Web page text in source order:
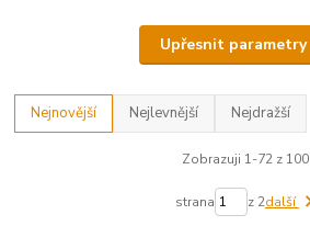
Upřesnit parametry
Nejnovější Nejlevnější Nejdražší
Zobrazuji 1-72 z 100
strana z 2další